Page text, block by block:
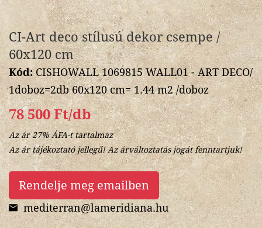
CI-Art deco stílusú dekor csempe /
60x120 cm
Kód:CISHOWALL 1069815 WALL01 - ART DECO/
1doboz=2db 60x120 cm= 1.44 m2 /doboz
78 500 Ft/db
Az ár 27% ÁFA-t tartalmaz
Az ár tájékoztató jellegű! Az árváltoztatás jogát fenntartjuk!
Rendelje meg emailben
mediterran@lameridiana.hu